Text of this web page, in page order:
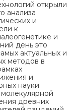
открыли
анализа
и
к
и
день это
актуальных и
методов в
и
науки
древних